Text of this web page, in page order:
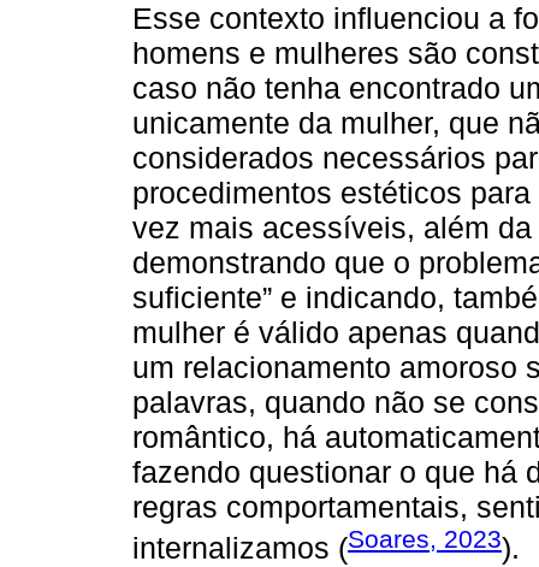
Esse contexto influenciou a
homens e mulheres são
caso não tenha encontrado
unicamente da mulher, que
considerados necessários
procedimentos estéticos
vez mais acessíveis, além
demonstrando que o
suficiente” e indicando,
mulher é válido apenas
um relacionamento amoroso
palavras, quando não se
romântico, há
fazendo questionar o que há
regras comportamentais,
internalizamos (Soares, 2023).